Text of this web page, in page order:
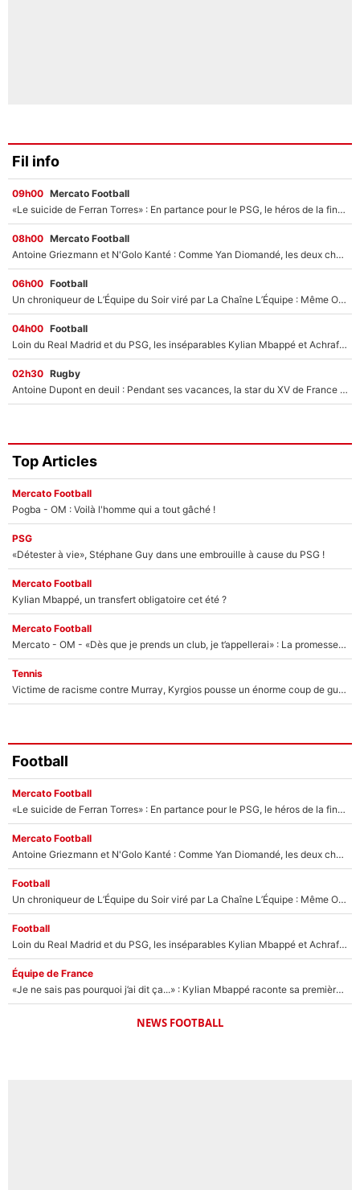
Fil info
09h00 Mercato Football
«Le suicide de Ferran Torres» : En partance pour le PSG, le héros de la finale de la Coupe du monde s'attire les foudres de la presse espagnole !
08h00 Mercato Football
Antoine Griezmann et N'Golo Kanté : Comme Yan Diomandé, les deux champions du monde ont refusé de signer au PSG !
06h00 Football
Un chroniqueur de L’Équipe du Soir viré par La Chaîne L’Équipe : Même Olivier Ménard n’avait pas pu empêcher son départ, «je l’ai appris sur Twitter, je l’ai vécu assez mal»
04h00 Football
Loin du Real Madrid et du PSG, les inséparables Kylian Mbappé et Achraf Hakimi changent d'équipe le temps d'une journée !
02h30 Rugby
Antoine Dupont en deuil : Pendant ses vacances, la star du XV de France a perdu sa grand-mère
Top Articles
Mercato Football
Pogba - OM : Voilà l'homme qui a tout gâché !
PSG
«Détester à vie», Stéphane Guy dans une embrouille à cause du PSG !
Mercato Football
Kylian Mbappé, un transfert obligatoire cet été ?
Mercato Football
Mercato - OM - «Dès que je prends un club, je t’appellerai» : La promesse de Marcelino au moment de claquer la porte
Tennis
Victime de racisme contre Murray, Kyrgios pousse un énorme coup de gueule !
Football
Mercato Football
«Le suicide de Ferran Torres» : En partance pour le PSG, le héros de la finale de la Coupe du monde s'attire les foudres de la presse espagnole !
Mercato Football
Antoine Griezmann et N'Golo Kanté : Comme Yan Diomandé, les deux champions du monde ont refusé de signer au PSG !
Football
Un chroniqueur de L’Équipe du Soir viré par La Chaîne L’Équipe : Même Olivier Ménard n’avait pas pu empêcher son départ, «je l’ai appris sur Twitter, je l’ai vécu assez mal»
Football
Loin du Real Madrid et du PSG, les inséparables Kylian Mbappé et Achraf Hakimi changent d'équipe le temps d'une journée !
Équipe de France
«Je ne sais pas pourquoi j’ai dit ça...» : Kylian Mbappé raconte sa première rencontre avec Zinédine Zidane (et c’est très drôle)
NEWS FOOTBALL